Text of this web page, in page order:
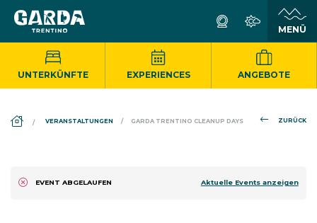
UNTERKÜNFTE EXPERIENCES ANGEBOTE
ZURÜCK
VERANSTALTUNGEN GARDA TRENTINO CLEANUP DAYS
EVENT ABGELAUFEN Aktuelle Events anzeigen